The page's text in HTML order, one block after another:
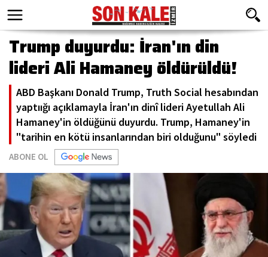
Trump duyurdu: İran'ın din
lideri Ali Hamaney öldürüldü!
ABD Başkanı Donald Trump, Truth Social hesabından
yaptıığı açıklamayla İran'ın dinî lideri Ayetullah Ali
Hamaney'in öldüğünü duyurdu. Trump, Hamaney'in
"tarihin en kötü insanlarından biri olduğunu" söyledi
ABONE OL